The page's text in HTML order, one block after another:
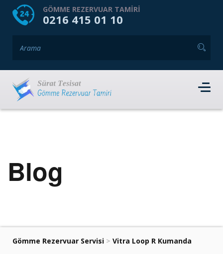
HOME HAKKIMIZDA
GÖMME REZERVUAR TAMIRI
0216 415 01 10
Blog
Gömme Rezervuar Servisi > Vitra Loop R Kumanda